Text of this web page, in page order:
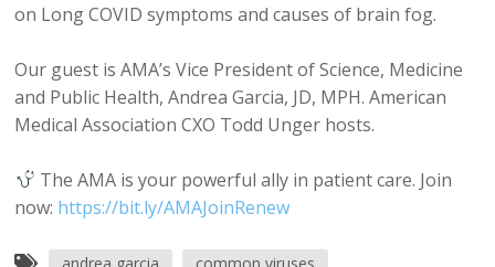
on Long COVID symptoms and causes of brain fog.
Our guest is AMA’s Vice President of Science, Medicine
and Public Health, Andrea Garcia, JD, MPH. American
Medical Association CXO Todd Unger hosts.
The AMA is your powerful ally in patient care. Join
now: https://bit.ly/AMAJoinRenew
andrea garcia
common viruses